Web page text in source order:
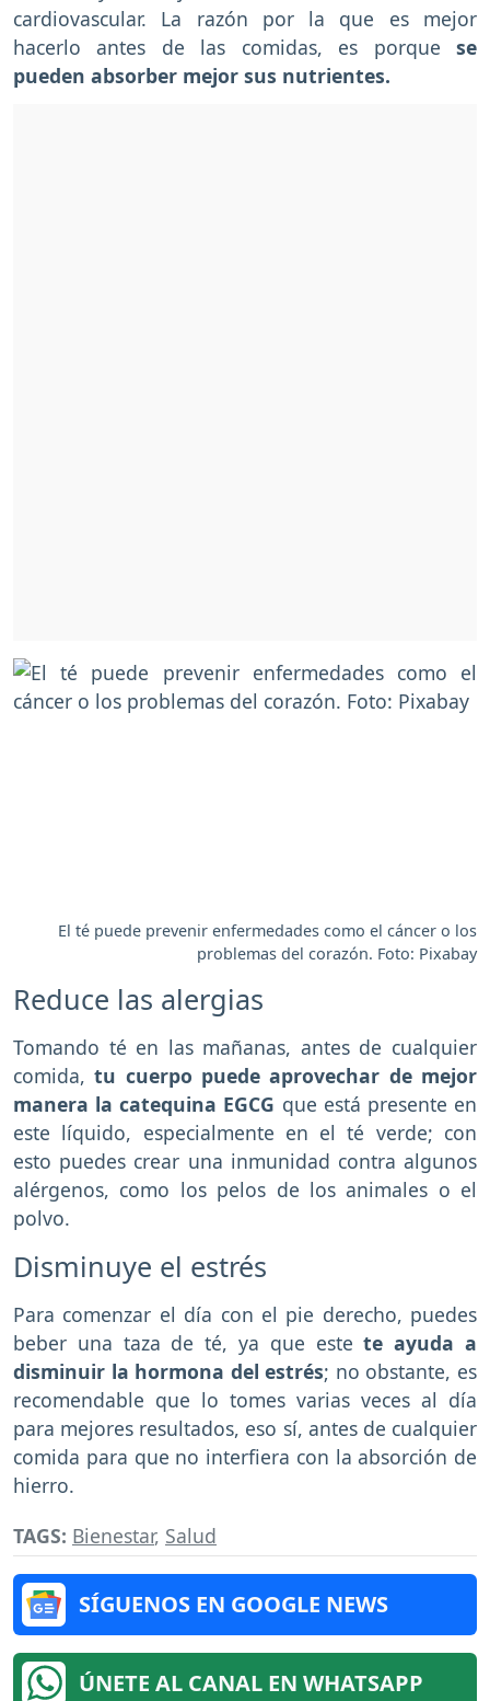
cardiovascular. La razón por la que es mejor
hacerlo antes de las comidas, es porque se
pueden absorber mejor sus nutrientes.
El té puede prevenir enfermedades como el cáncer o los
problemas del corazón. Foto: Pixabay
Reduce las alergias
Tomando té en las mañanas, antes de cualquier
comida,tu cuerpo puede aprovechar de mejor
manera la catequina EGCG que está presente en
este líquido, especialmente en el té verde; con
esto puedes crear una inmunidad contra algunos
alérgenos, como los pelos de los animales o el
polvo.
Disminuye el estrés
Para comenzar el día con el pie derecho, puedes
beber una taza de té, ya que este te ayuda a
disminuir la hormona del estrés; no obstante, es
recomendable que lo tomes varias veces al día
para mejores resultados, eso sí, antes de cualquier
comida para que no interfiera con la absorción de
hierro.
TAGS: Bienestar, Salud
SÍGUENOS EN GOOGLE NEWS
ÚNETE AL CANAL EN WHATSAPP